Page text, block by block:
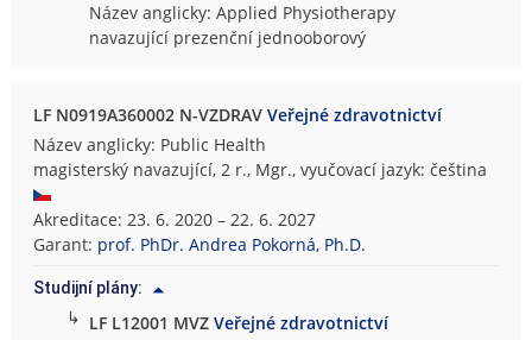
Název anglicky: Applied Physiotherapy
navazující prezenční jednooborový
LF N0919A360002 N-VZDRAVVeřejné zdravotnictví
Název anglicky: Public Health
magisterský navazující, 2 r., Mgr., vyučovací jazyk: čeština
Akreditace: 23. 6. 2020 – 22. 6. 2027
Garant: prof. PhDr. Andrea Pokorná, Ph.D.
Studijní plány:
↳ LF L12001 MVZVeřejné zdravotnictví